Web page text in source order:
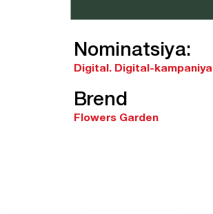
Nominatsiya:
Digital. Digital-kampaniya
Brend
Flowers Garden